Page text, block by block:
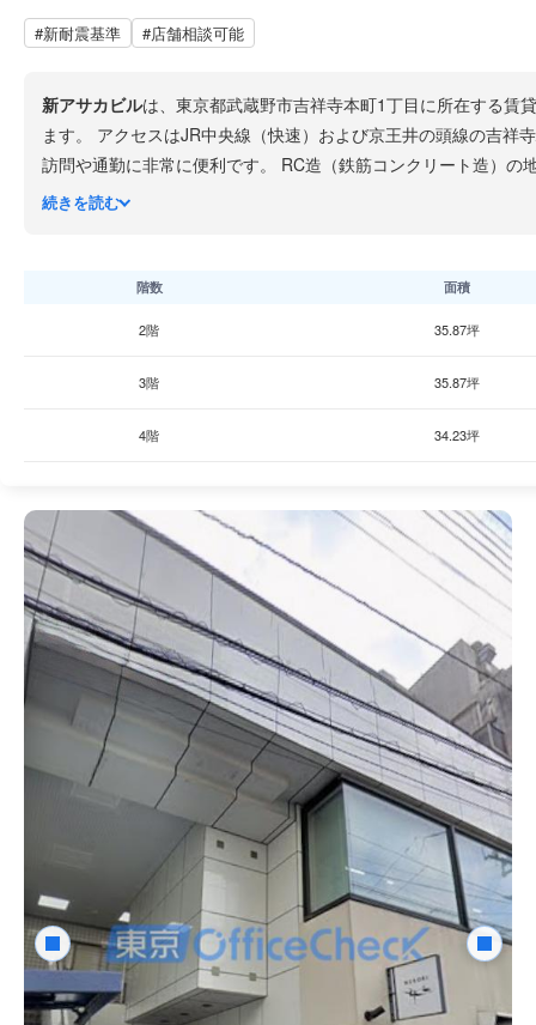
#新耐震基準 #店舗相談可能
新アサカビルは、東京都武蔵野市吉祥寺本町1丁目に所在する賃
ます。 アクセスはJR中央線（快速）および京王井の頭線の吉祥
訪問や通勤に非常に便利です。 RC造（鉄筋コンクリート造）の地上7階・地下1階建てで、1991年1月竣工、築約35年です。新耐震基準に適合した建物で、耐震性に優れた安心の
続きを読む
階数 面積
2階 35.87坪
3階 35.87坪
4階 34.23坪